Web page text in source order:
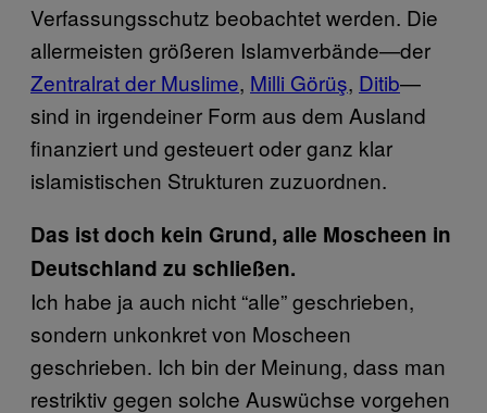
Verfassungsschutz beobachtet werden. Die
allermeisten größeren Islamverbände—der
Zentralrat der Muslime, Milli Görüş, Ditib—
sind in irgendeiner Form aus dem Ausland
finanziert und gesteuert oder ganz klar
islamistischen Strukturen zuzuordnen.
Das ist doch kein Grund, alle Moscheen in
Deutschland zu schließen.
Ich habe ja auch nicht “alle” geschrieben,
sondern unkonkret von Moscheen
geschrieben. Ich bin der Meinung, dass man
restriktiv gegen solche Auswüchse vorgehen